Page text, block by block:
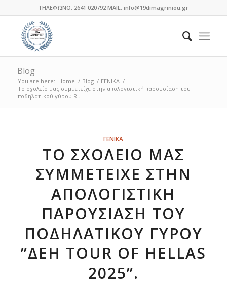
ΤΗΛΕΦΩΝΟ: 2641 020792 MAIL: info@19dimagriniou.gr
Blog
You are here: Home / Blog / ΓΕΝΙΚΑ /
Το σχολείο μας συμμετείχε στην απολογιστική παρουσίαση του
ποδηλατικού γύρου R...
ΓΕΝΙΚΑ
ΤΟ ΣΧΟΛΕΊΟ ΜΑΣ
ΣΥΜΜΕΤΕΊΧΕ ΣΤΗΝ
ΑΠΟΛΟΓΙΣΤΙΚΉ
ΠΑΡΟΥΣΊΑΣΗ ΤΟΥ
ΠΟΔΗΛΑΤΙΚΟΎ ΓΎΡΟΥ
”ΔΕΗ TOUR OF HELLAS
2025”.